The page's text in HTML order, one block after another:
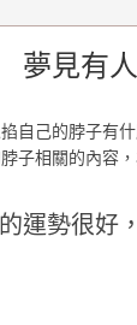
夢見有
自己的脖子有
子相關的內容，
運勢很好